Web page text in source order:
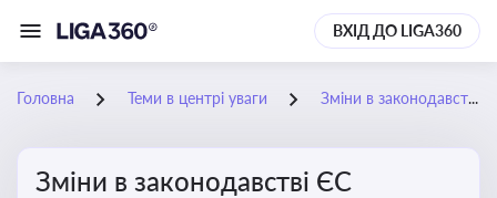
ВХІД ДО LIGA360
Головна Теми в центрі уваги Зміни в законодавстві ЄС
Зміни в законодавстві ЄС